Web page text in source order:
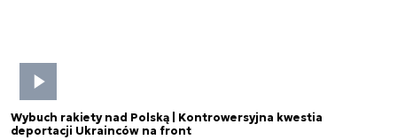
Wybuch rakiety nad Polską | Kontrowersyjna kwestia
deportacji Ukrainców na front